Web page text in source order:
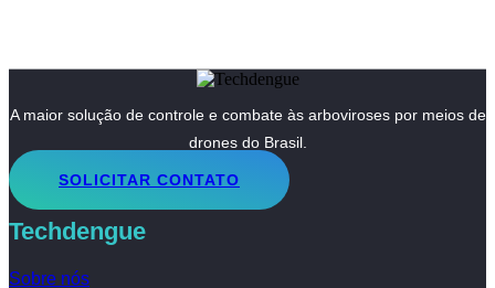
A maior solução de controle e combate às arboviroses por meios de
drones do Brasil.
SOLICITAR CONTATO
Techdengue
Sobre nós